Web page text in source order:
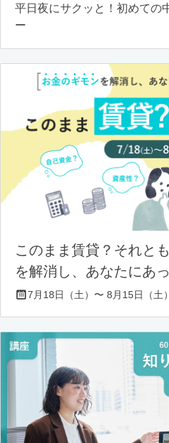
平日夜にサクッと！初めての
ー
このまま賃貸？それと
を解消し、あなたにあ
7月18日（土）〜 8月15日（土